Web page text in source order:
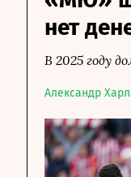
нет
В 2025 году
Александр